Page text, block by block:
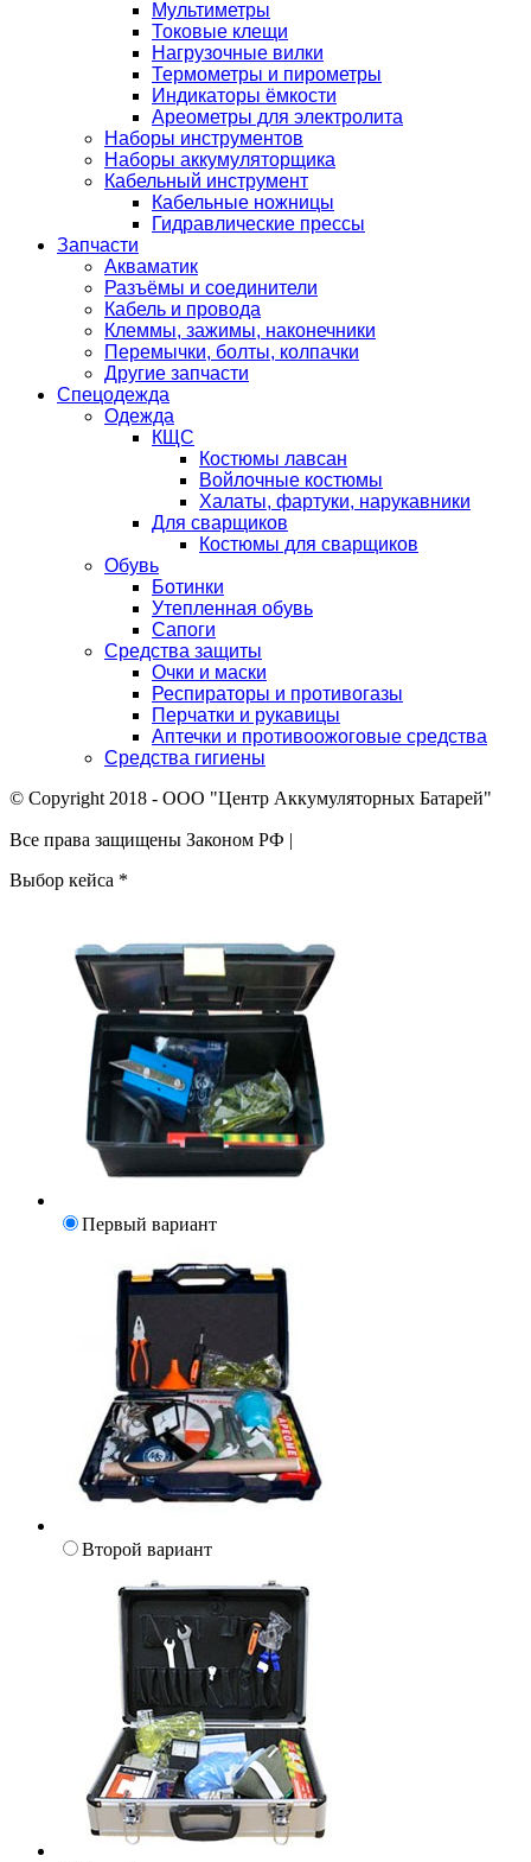
Мультиметры
Токовые клещи
Нагрузочные вилки
Термометры и пирометры
Индикаторы ёмкости
Ареометры для электролита
Наборы инструментов
Наборы аккумуляторщика
Кабельный инструмент
Кабельные ножницы
Гидравлические прессы
Запчасти
Акваматик
Разъёмы и соединители
Кабель и провода
Клеммы, зажимы, наконечники
Перемычки, болты, колпачки
Другие запчасти
Спецодежда
Одежда
КЩС
Костюмы лавсан
Войлочные костюмы
Халаты, фартуки, нарукавники
Для сварщиков
Костюмы для сварщиков
Обувь
Ботинки
Утепленная обувь
Сапоги
Средства защиты
Очки и маски
Респираторы и противогазы
Перчатки и рукавицы
Аптечки и противоожоговые средства
Средства гигиены
© Copyright 2018 - ООО "Центр Аккумуляторных Батарей"
Все права защищены Законом РФ |
Выбор кейса *
Первый вариант
Второй вариант